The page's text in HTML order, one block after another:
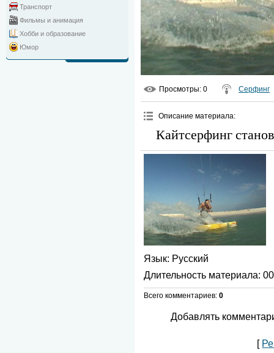
Транспорт
Фильмы и анимация
Хобби и образование
Юмор
Просмотры: 0 Серфинг
Описание материала:
Кайтсерфинг
Язык: Русский
Длительность материала:
Всего комментариев: 0
Добавлять
[